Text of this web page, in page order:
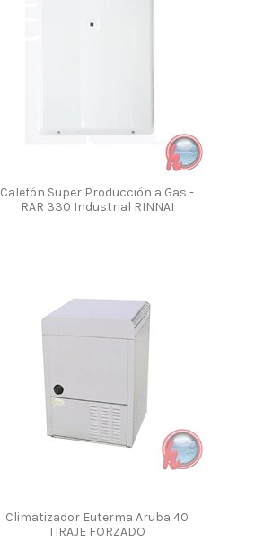
Calefón Super Producción a Gas -
RAR 330 Industrial RINNAI
Climatizador Euterma Aruba 40
TIRAJE FORZADO